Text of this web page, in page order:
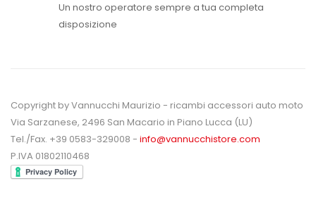
Un nostro operatore sempre a tua completa
disposizione
Copyright by Vannucchi Maurizio - ricambi accessori auto moto
Via Sarzanese, 2496 San Macario in Piano Lucca (LU)
Tel./Fax. +39 0583-329008 - info@vannucchistore.com
P.IVA 01802110468